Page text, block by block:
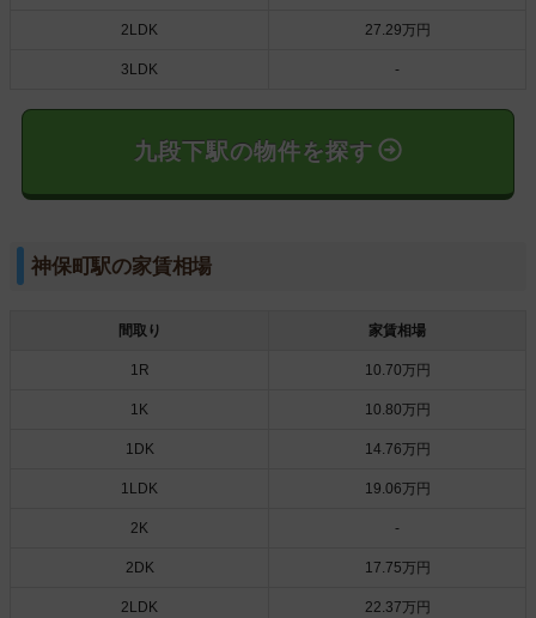
2LDK 27.29万円
3LDK -
九段下駅の物件を探す
神保町駅の家賃相場
間取り 家賃相場
1R 10.70万円
1K 10.80万円
1DK 14.76万円
1LDK 19.06万円
2K -
2DK 17.75万円
2LDK 22.37万円